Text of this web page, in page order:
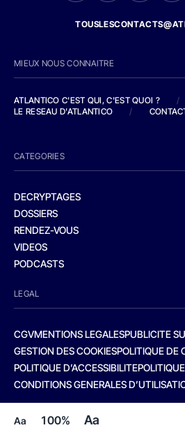
Aa 100% Aa
MIEUX NOUS CONNAITRE
ATLANTICO C'EST QUI, C'EST QUOI ?
/
LE RESEAU D'ATLANTICO
/
CATEGORIES
DECRYPTAGES
DOSSIERS
RENDEZ-VOUS
VIDEOS
PODCASTS
LEGAL
CGVMENTIONS LEGALESPUBLICITE
GESTION DES COOKIESPOLITIQUE DE
POLITIQUE D’ACCESSIBILITE
CONDITIONS GENERALES